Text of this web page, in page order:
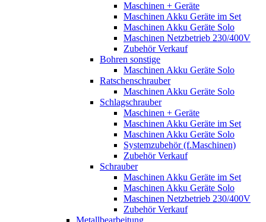
Maschinen + Geräte
Maschinen Akku Geräte im Set
Maschinen Akku Geräte Solo
Maschinen Netzbetrieb 230/400V
Zubehör Verkauf
Bohren sonstige
Maschinen Akku Geräte Solo
Ratschenschrauber
Maschinen Akku Geräte Solo
Schlagschrauber
Maschinen + Geräte
Maschinen Akku Geräte im Set
Maschinen Akku Geräte Solo
Systemzubehör (f.Maschinen)
Zubehör Verkauf
Schrauber
Maschinen Akku Geräte im Set
Maschinen Akku Geräte Solo
Maschinen Netzbetrieb 230/400V
Zubehör Verkauf
Metallbearbeitung